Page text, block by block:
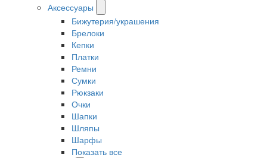
Аксессуары
Бижутерия/украшения
Брелоки
Кепки
Платки
Ремни
Сумки
Рюкзаки
Очки
Шапки
Шляпы
Шарфы
Показать все